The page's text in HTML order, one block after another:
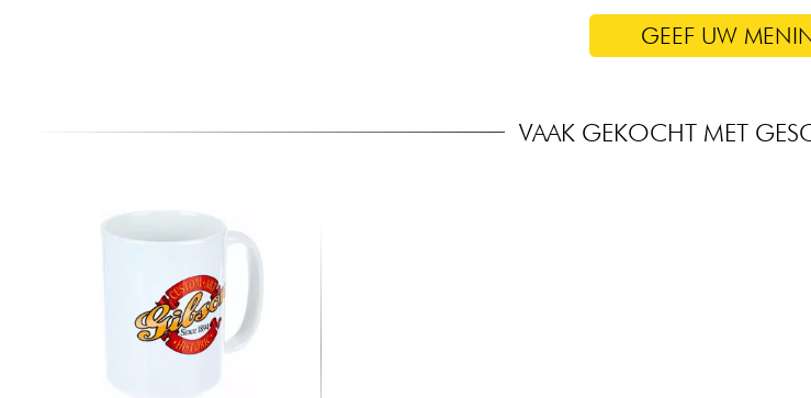
GEEF UW
VAAK GEKOCHT MET